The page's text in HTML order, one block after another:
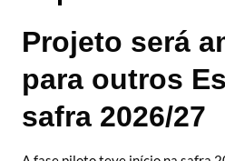
Projeto será
para outros
safra 2026/27